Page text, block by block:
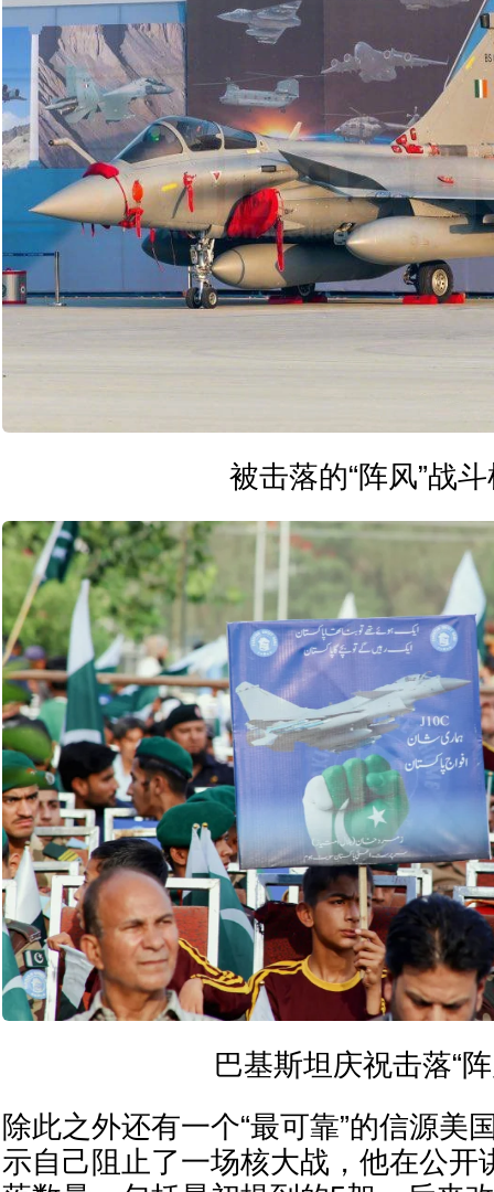
被击落的“阵风”战
巴基斯坦庆祝击落“阵
除此之外还有一个“最可靠”的信源美
示自己阻止了一场核大战，他在公开